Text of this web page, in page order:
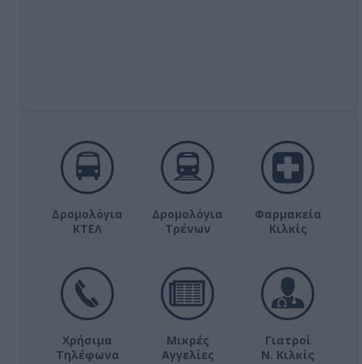
Δρομολόγια
ΚΤΕΛ
Δρομολόγια
Τρένων
Φαρμακεία
Κιλκίς
Χρήσιμα
Τηλέφωνα
Μικρές
Αγγελίες
Γιατροί
Ν. Κιλκίς